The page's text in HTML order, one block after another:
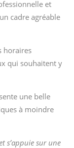
et
cadre agréable
horaires
qui souhaitent y
une belle
à moindre
s’appuie sur une